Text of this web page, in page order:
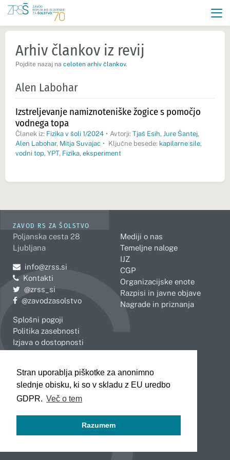
Stran uporablja piškotke za anonimno
slednje obisku, ki so v skladu z EU uredbo
GDPR. Več o tem
Razumem
Arhiv člankov iz revij
Pojdite nazaj na celoten arhiv člankov.
Alen Labohar
Izstreljevanje namiznoteniške žogice s pomočjo
vodnega topa
Članek iz: Fizika v šoli 1/2024 • Avtorji: Tjaš Esih, Jure Šantej,
Alen Labohar, Mitja Suvajac • Ključne besede: kapilarne sile,
vodni top, YPT, Fizika, eksperiment
ZAVOD RS ZA ŠOLSTVO
Poljanska cesta 28
Ljubljana
Pošljite e-mail na
info@zrss.si
Kontakti
Pojdite na Twitter:
@zrss_si
Pojdite na Facebook:
@zavodzasolstvo
Splošni pogoji
Politika zasebnosti
Izjava o dostopnosti
Mediji o nas
Temeljne naloge
IJZ
CGP
Organizacijske enote
Razpisi in javne objave
Nagrade in priznanja
Celje
Koper
Kranj
Novo mesto
Slovenj Gradec